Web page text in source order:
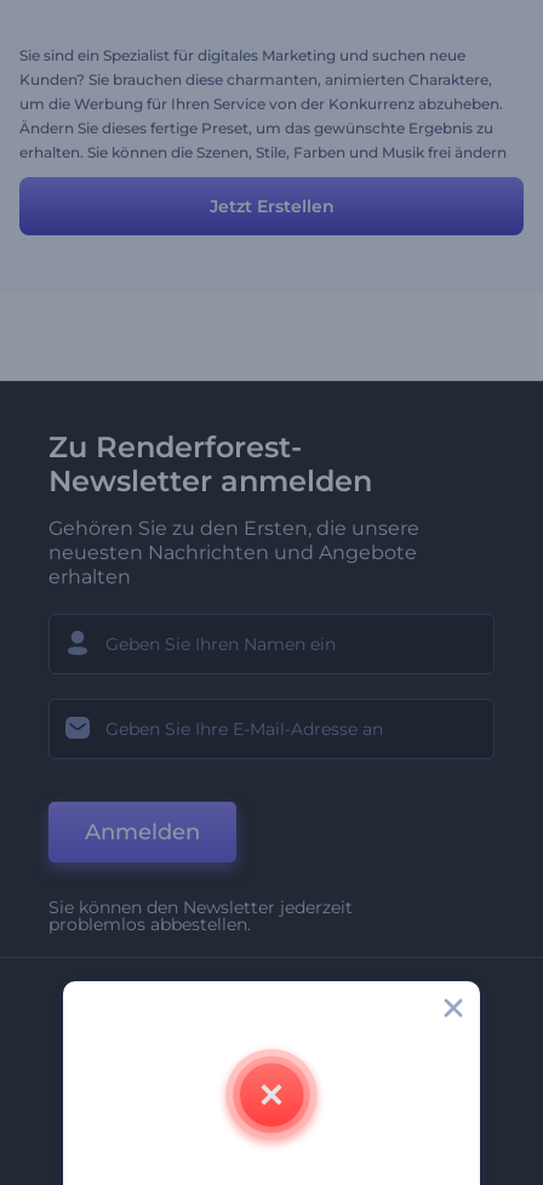
Sie sind ein Spezialist für digitales Marketing und suchen neue
Kunden? Sie brauchen diese charmanten, animierten Charaktere,
um die Werbung für Ihren Service von der Konkurrenz abzuheben.
Ändern Sie dieses fertige Preset, um das gewünschte Ergebnis zu
erhalten. Sie können die Szenen, Stile, Farben und Musik frei ändern
und viel Spaß haben!
Jetzt Erstellen
Zu Renderforest-
Newsletter anmelden
Gehören Sie zu den Ersten, die unsere
neuesten Nachrichten und Angebote
erhalten
Anmelden
Sie können den Newsletter jederzeit
problemlos abbestellen.